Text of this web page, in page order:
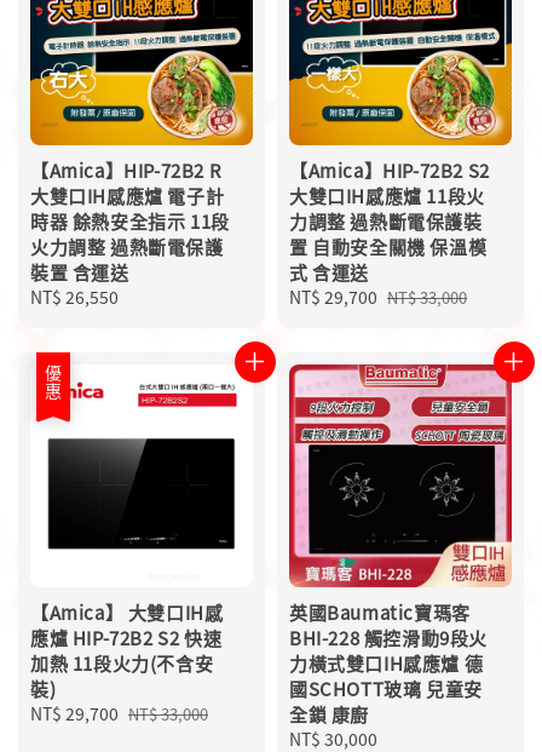
【Amica】HIP-72B2 R
大雙口IH感應爐 電子計
時器 餘熱安全指示 11段
火力調整 過熱斷電保護
裝置 含運送
Regular
NT$ 26,550
【Amica】HIP-72B2 S2
大雙口IH感應爐 11段火
力調整 過熱斷電保護裝
置 自動安全關機 保溫模
式 含運送
Sale
NT$ 29,700 Regular
NT$ 33,000
優惠
【Amica】 大雙口IH感
應爐 HIP-72B2 S2 快速
加熱 11段火力(不含安
裝)
Sale
NT$ 29,700 Regular
NT$ 33,000
英國Baumatic寶瑪客
BHI-228 觸控滑動9段火
力橫式雙口IH感應爐 德
國SCHOTT玻璃 兒童安
全鎖 康廚
Regular
NT$ 30,000